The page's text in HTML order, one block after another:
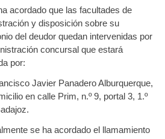
acordado que las facultades de
y disposición sobre su
del deudor quedan intervenidas por
concursal que estará
por:
Javier Panadero Alburquerque,
en calle Prim, n.º 9, portal 3, 1.º
se ha acordado el llamamiento